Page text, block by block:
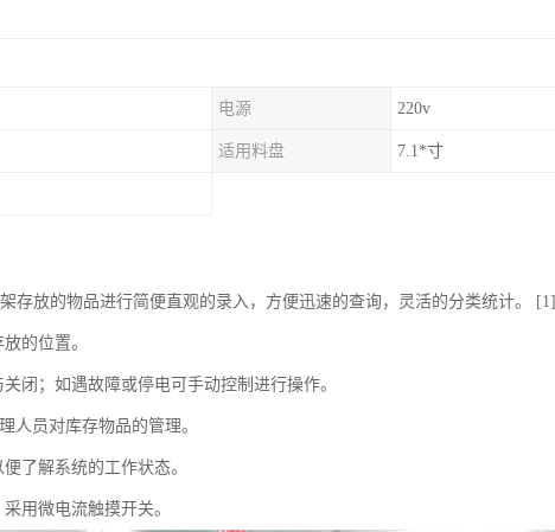
电源 220v
适用料盘 7.1*寸
存放的物品进行简便直观的录入，方便迅速的查询，灵活的分类统计。 [1]
的位置。
闭；如遇故障或停电可手动控制进行操作。
人员对库存物品的管理。
了解系统的工作状态。
用微电流触摸开关。